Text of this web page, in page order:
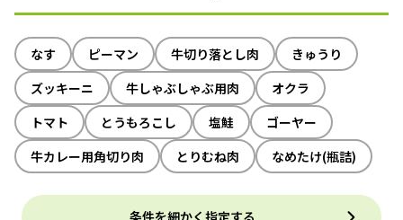
なす ピーマン 牛切り落とし肉
きゅうり
ズッキーニ
牛しゃぶしゃぶ用肉
オクラ
トマト
とうもろこし 塩鮭
ゴーヤー
牛カレー用角切り肉
とりむね肉 なめたけ(瓶詰)
条件を細かく指定する